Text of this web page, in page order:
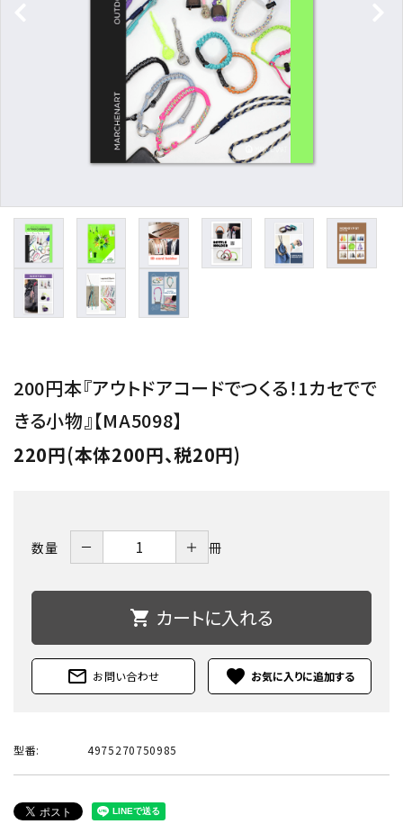
SHOP
店舗
CONTACT
お問い合わせ
200円本『アウトドアコードでつくる！1カセでで
きる小物』【MA5098】
220円(本体200円、税20円)
数量 － ＋ 冊
shopping_cart カートに入れる
mail_outline お問い合わせ favorite
型番: 4975270750985